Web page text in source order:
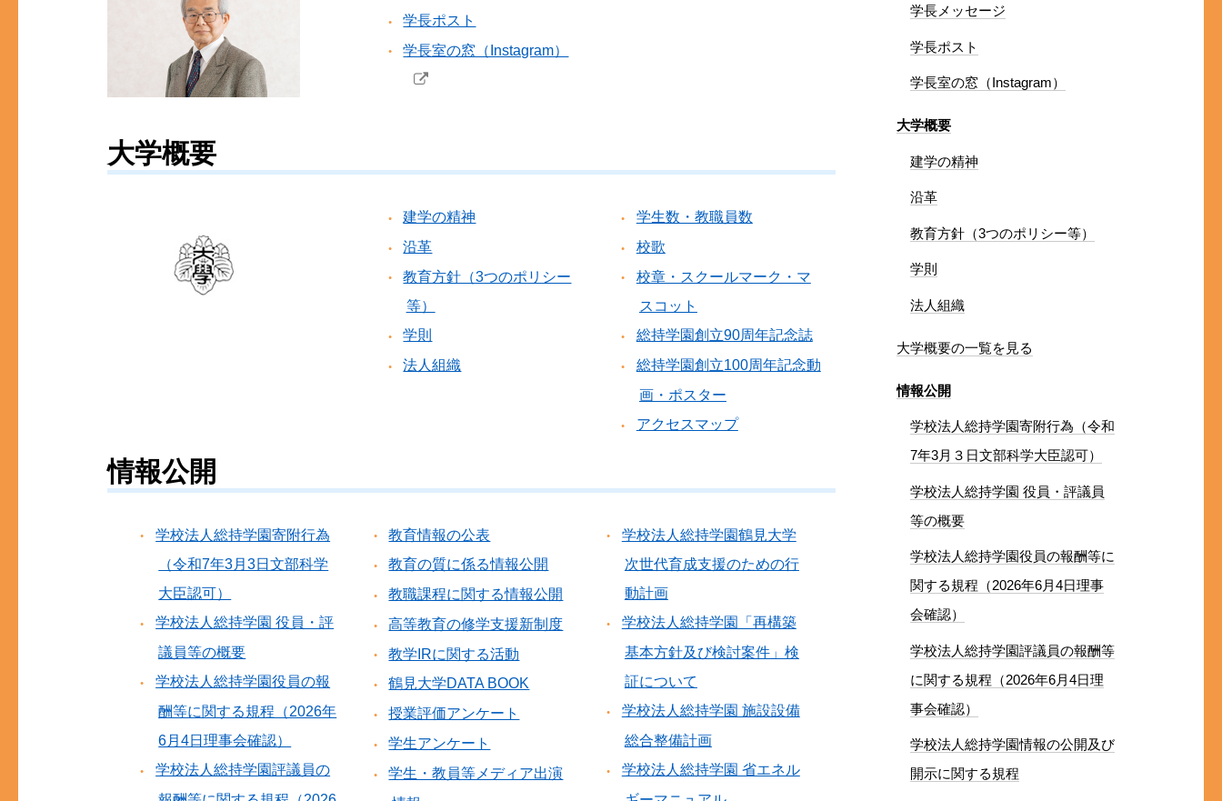
学長ポスト
学長室の窓（Instagram）
大学概要
建学の精神
沿革
教育方針（3つのポリシー
等）
学則
法人組織
学生数・教職員数
校歌
校章・スクールマーク・マ
スコット
総持学園創立90周年記念誌
総持学園創立100周年記念動
画・ポスター
アクセスマップ
情報公開
学校法人総持学園寄附行為
（令和7年3月3日文部科学
大臣認可）
学校法人総持学園 役員・評
議員等の概要
学校法人総持学園役員の報
酬等に関する規程（2026年
6月4日理事会確認）
学校法人総持学園評議員の
教育情報の公表
教育の質に係る情報公開
教職課程に関する情報公開
高等教育の修学支援新制度
教学IRに関する活動
鶴見大学DATA BOOK
授業評価アンケート
学生アンケート
学生・教員等メディア出演
学校法人総持学園鶴見大学
次世代育成支援のための行
動計画
学校法人総持学園「再構築
基本方針及び検討案件」検
証について
学校法人総持学園 施設設備
総合整備計画
学校法人総持学園 省エネル
学長メッセージ
学長ポスト
学長室の窓（Instagram）
大学概要
建学の精神
沿革
教育方針（3つのポリシー等）
学則
法人組織
大学概要の一覧を見る
情報公開
学校法人総持学園寄附行為（令和
7年3月３日文部科学大臣認可）
学校法人総持学園 役員・評議員
等の概要
学校法人総持学園役員の報酬等に
関する規程（2026年6月4日理事
会確認）
学校法人総持学園評議員の報酬等
に関する規程（2026年6月4日理
事会確認）
学校法人総持学園情報の公開及び
開示に関する規程